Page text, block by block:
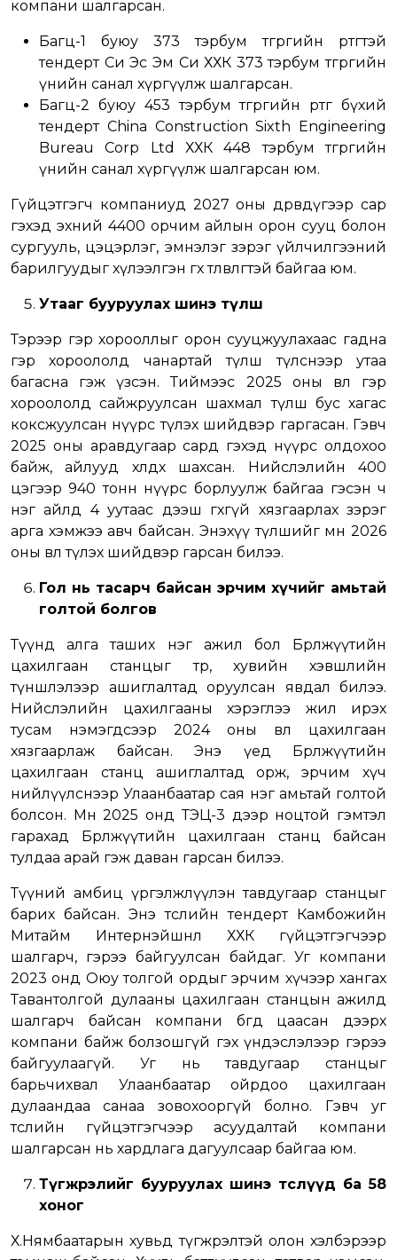
компани шалгарсан.
Багц-1 буюу 373 тэрбум төгрөгийн өртөгтэй
тендерт Си Эс Эм Си ХХК 373 тэрбум төгрөгийн
үнийн санал хүргүүлж шалгарсан.
Багц-2 буюу 453 тэрбум төгрөгийн өртөг бүхий
тендерт China Construction Sixth Engineering
Bureau Corp Ltd ХХК 448 тэрбум төгрөгийн
үнийн санал хүргүүлж шалгарсан юм.
Гүйцэтгэгч компаниуд 2027 оны дөрөвдүгээр сар
гэхэд эхний 4400 орчим айлын орон сууц болон
сургууль, цэцэрлэг, эмнэлэг зэрэг үйлчилгээний
барилгуудыг хүлээлгэн өгөх төлөвлөгөөтэй байгаа юм.
Утааг бууруулах шинэ түлш
Тэрээр гэр хорооллыг орон сууцжуулахаас гадна
гэр хороололд чанартай түлш түлснээр утаа
багасна гэж үзсэн. Тиймээс 2025 оны өвөл гэр
хороололд сайжруулсан шахмал түлш бус хагас
коксжуулсан нүүрс түлэх шийдвэр гаргасан. Гэвч
2025 оны аравдугаар сард гэхэд нүүрс олдохоо
байж, айлууд хөлдөх шахсан. Нийслэлийн 400
цэгээр 940 тонн нүүрс борлуулж байгаа гэсэн ч
нэг айлд 4 уутаас дээш өгөхгүй хязгаарлах зэрэг
арга хэмжээ авч байсан. Энэхүү түлшийг мөн 2026
оны өвөл түлэх шийдвэр гарсан билээ.
Гол нь тасарч байсан эрчим хүчийг амьтай
голтой болгов
Түүнд алга таших нэг ажил бол Бөөрөлжүүтийн
цахилгаан станцыг төр, хувийн хэвшлийн
түншлэлээр ашиглалтад оруулсан явдал билээ.
Нийслэлийн цахилгааны хэрэглээ жил ирэх
тусам нэмэгдсээр 2024 оны өвөл цахилгаан
хязгаарлаж байсан. Энэ үед Бөөрөлжүүтийн
цахилгаан станц ашиглалтад орж, эрчим хүч
нийлүүлснээр Улаанбаатар сая нэг амьтай голтой
болсон. Мөн 2025 онд ТЭЦ-3 дээр ноцтой гэмтэл
гарахад Бөөрөлжүүтийн цахилгаан станц байсан
тулдаа арай гэж даван гарсан билээ.
Түүний амбиц үргэлжлүүлэн тавдугаар станцыг
барих байсан. Энэ төслийн тендерт Камбожийн
Митайм Интернэйшнл ХХК гүйцэтгэгчээр
шалгарч, гэрээ байгуулсан байдаг. Уг компани
2023 онд Оюу толгой ордыг эрчим хүчээр хангах
Тавантолгой дулааны цахилгаан станцын ажилд
шалгарч байсан компани бөгөөд цаасан дээрх
компани байж болзошгүй гэх үндэслэлээр гэрээ
байгуулаагүй. Уг нь тавдугаар станцыг
барьчихвал Улаанбаатар ойрдоо цахилгаан
дулаандаа санаа зовохооргүй болно. Гэвч уг
төслийн гүйцэтгэгчээр асуудалтай компани
шалгарсан нь хардлага дагуулсаар байгаа юм.
Түгжрэлийг бууруулах шинэ төслүүд ба 58
хоног
Х.Нямбаатарын хувьд түгжрэлтэй олон хэлбэрээр